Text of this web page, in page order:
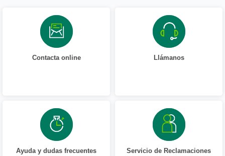
Contacta online Llámanos
Ayuda y dudas frecuentes Servicio de Reclamaciones